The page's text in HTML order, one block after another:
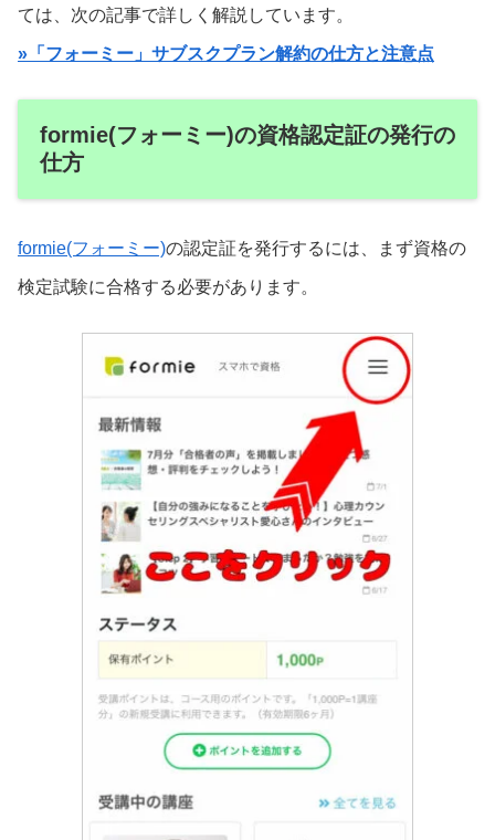
ては、次の記事で詳しく解説しています。
»「フォーミー」サブスクプラン解約の仕方と注意点
formie(フォーミー)の資格認定証の発行の
仕方
formie(フォーミー)の認定証を発行するには、まず資格の
検定試験に合格する必要があります。